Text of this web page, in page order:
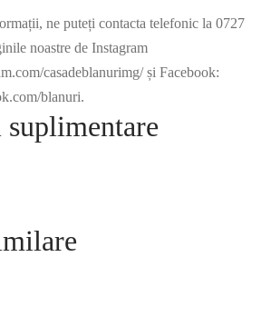
ne puteți contacta telefonic la 0727
noastre de Instagram
casadeblanurimg/ și Facebook:
blanuri.